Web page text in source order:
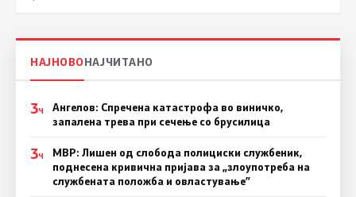
НАЈНОВОНАЈЧИТАНО
3Ч
Ангелов: Спречена катастрофа во виничко,
запалена трева при сечење со брусилица
3Ч
МВР: Лишен од слобода полициски службеник,
поднесена кривична пријава за „злоупотреба на
службената положба и овластување”